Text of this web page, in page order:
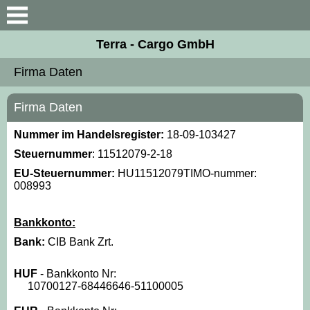
Suche
Vorstellung
Unsere Kollegen
Firma Daten
Unterlagen
Terra - Cargo GmbH
Firma Daten
Firma Daten
Nummer im Handelsregister: 18-09-103427
Steuernummer: 11512079-2-18
EU-Steuernummer: HU11512079TIMO-nummer:
008993
Bankkonto:
Bank: CIB Bank Zrt.
HUF - Bankkonto Nr:
10700127-68446646-51100005